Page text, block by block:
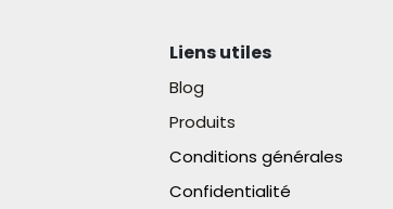
Liens utiles
Blog
Produits
Conditions générales
Confidentialité